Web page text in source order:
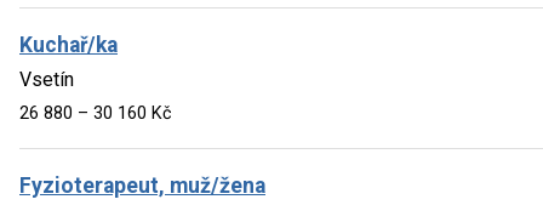
Kuchař/ka
Vsetín
26 880 – 30 160 Kč
Fyzioterapeut, muž/žena